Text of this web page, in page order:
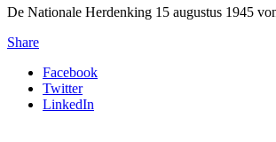
De Nationale Herdenking 15 augustus 1945
Share
Facebook
Twitter
LinkedIn